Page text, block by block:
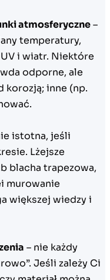
atmosferyczne–
temperatury,
i wiatr. Niektóre
odporne, ale
korozją; inne (np.
istotna, jeśli
Lżejsze
blacha trapezowa,
murowanie
większej wiedzy i
– nie każdy
Jeśli zależy Ci